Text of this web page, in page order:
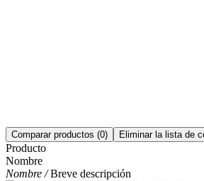
Comparar productos (0) Eliminar la lista de
Producto
Nombre
Nombre /Breve descripción